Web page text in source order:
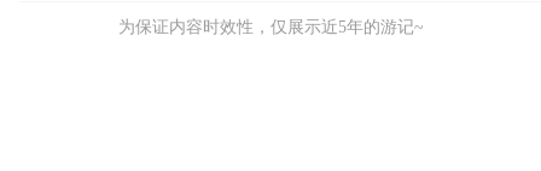
为保证内容时效性，仅展示近5年的游记~